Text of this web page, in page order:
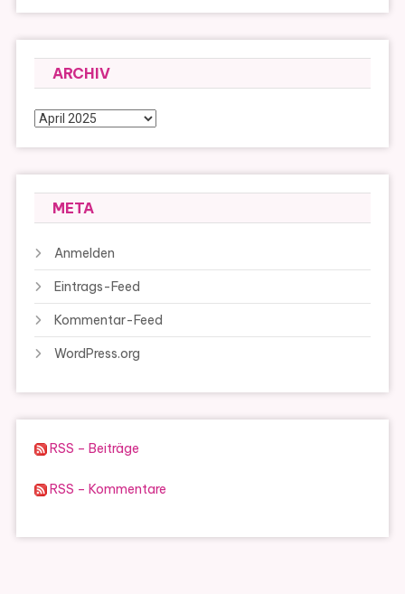
ARCHIV
Archiv
META
Anmelden
Eintrags-Feed
Kommentar-Feed
WordPress.org
RSS – Beiträge
RSS – Kommentare